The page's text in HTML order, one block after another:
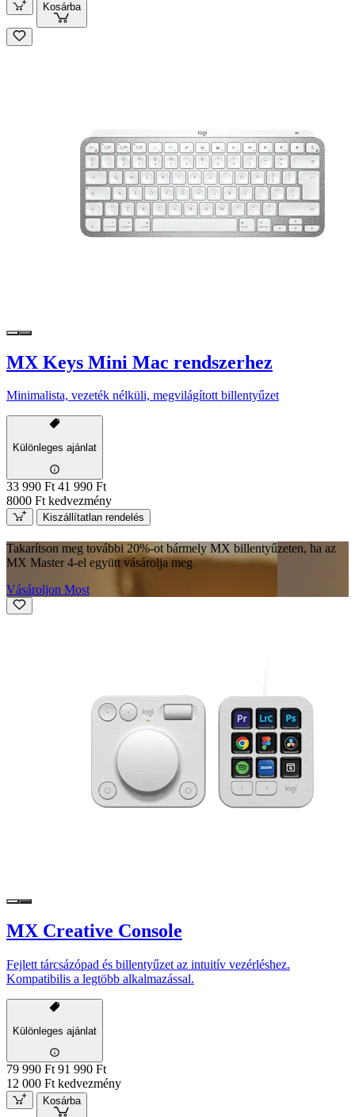
Kosárba
MX Keys Mini Mac rendszerhez
Minimalista, vezeték nélküli, megvilágított billentyűzet
Különleges ajánlat
33 990 Ft 41 990 Ft
8000 Ft kedvezmény
Kiszállítatlan rendelés
Takarítson meg további 20%-ot bármely MX billentyűzeten, ha az
MX Master 4-el együtt vásárolja meg
Vásároljon Most
MX Creative Console
Fejlett tárcsázópad és billentyűzet az intuitív vezérléshez.
Kompatibilis a legtöbb alkalmazással.
Különleges ajánlat
79 990 Ft 91 990 Ft
12 000 Ft kedvezmény
Kosárba